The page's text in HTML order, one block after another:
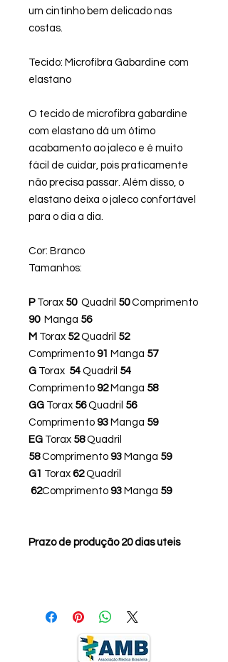
um cintinho bem delicado nas
costas.
Tecido: Microfibra Gabardine com
elastano
O tecido de microfibra gabardine
com elastano dá um ótimo
acabamento ao jaleco e é muito
fácil de cuidar, pois praticamente
não precisa passar. Além disso, o
elastano deixa o jaleco confortável
para o dia a dia.
Cor: Branco
Tamanhos:
PTorax 50Quadril 50Comprimento
90Manga 56
M Torax 52Quadril 52
Comprimento 91 Manga 57
G Torax 54 Quadril 54
Comprimento 92Manga 58
GG Torax 56Quadril 56
Comprimento 93 Manga 59
EG Torax 58Quadril
58Comprimento 93 Manga 59
G1 Torax 62Quadril
62Comprimento 93 Manga 59
Prazo de produção 20 dias uteis